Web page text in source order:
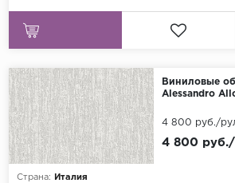
Виниловые
Alessandro
Страна:
Италия
4 800
4 800 руб./